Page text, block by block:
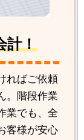
計！
ればご依頼
。階段作業
業でも、全
客様が安心